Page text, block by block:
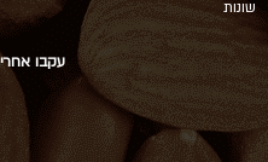
שונות
עקבו